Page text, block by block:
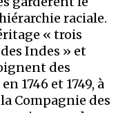
raciale.
« trois
Indes » et
des
1746 et 1749, à
Compagnie des